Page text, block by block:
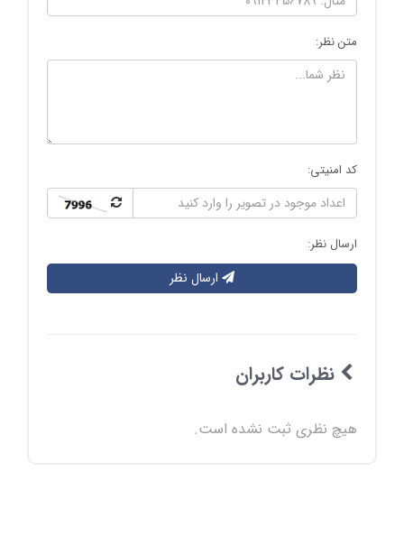
متن نظر:
کد امنیتی:
ارسال نظر:
ارسال نظر
نظرات کاربران
هیچ نظری ثبت نشده است.